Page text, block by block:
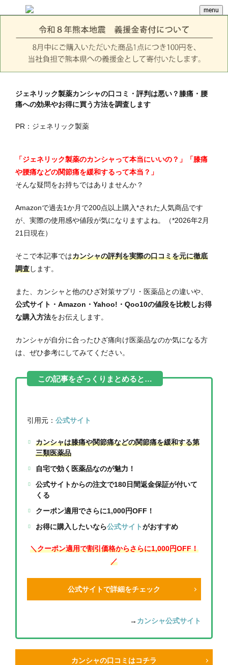
menu
ジェネリック製薬カンシャの口コミ・評判は悪い？膝痛・腰
痛への効果やお得に買う方法を調査します
PR：ジェネリック製薬
「ジェネリック製薬のカンシャって本当にいいの？」「膝痛
や腰痛などの関節痛を緩和するって本当？」
そんな疑問をお持ちではありませんか？
Amazonで過去1か月で200点以上購入*された人気商品です
が、実際の使用感や値段が気になりますよね。（*2026年2月
21日現在）
そこで本記事ではカンシャの評判を実際の口コミを元に徹底
調査します。
また、カンシャと他のひざ対策サプリ・医薬品との違いや、
公式サイト・Amazon・Yahoo!・Qoo10の値段を比較しお得
な購入方法をお伝えします。
カンシャが自分に合ったひざ痛向け医薬品なのか気になる方
は、ぜひ参考にしてみてください。
引用元： 公式サイト
カンシャは膝痛や関節痛などの関節痛を緩和する第
三類医薬品
自宅で効く医薬品なのが魅力！
公式サイトからの注文で180日間返金保証が付いて
くる
クーポン適用でさらに1,000円OFF！
お得に購入したいなら公式サイトがおすすめ
＼クーポン適用で割引価格からさらに1,000円OFF！
／
公式サイトで詳細をチェック
→ カンシャ公式サイト
カンシャの口コミはコチラ